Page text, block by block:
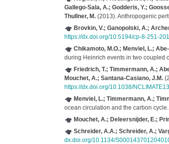
Gallego-Sala, A.; Godderis, Y.;
Thullner, M.(2013). Anthropogenic
Brovkin, V.; Ganopolski, A.;
https://dx.doi.org/10.5194/cp-8-251-
Chikamoto, M.O.; Menviel, L.;
during Heinrich events in two coupled
Friedrich, T.; Timmermann, A.;
Mouchet, A.; Santana-Casiano, J.M.
https://dx.doi.org/10.1038/
Menviel, L.; Timmermann, A.;
ocean circulation and the carbon cycle.
Mouchet, A.; Deleersnijder, E.;
Schreider, A.A.; Schreider, A.;
dx.doi.org/10.1134/